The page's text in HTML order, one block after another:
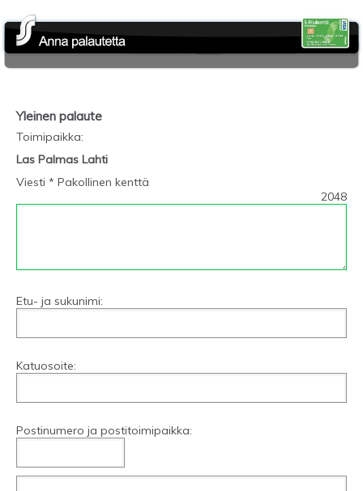
Yleinen palaute
Toimipaikka:
Las Palmas Lahti
Viesti * Pakollinen kenttä
2048
Etu- ja sukunimi:
Katuosoite:
Postinumero ja postitoimipaikka: